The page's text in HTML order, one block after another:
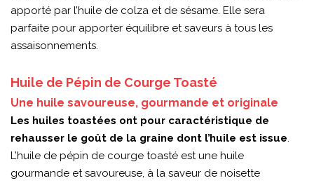
apporté par l’huile de colza et de sésame. Elle sera
parfaite pour apporter équilibre et saveurs à tous les
assaisonnements.
Huile de Pépin de Courge Toasté
Une huile savoureuse, gourmande et originale
Les huiles toastées ont pour caractéristique de
rehausser le goût de la graine dont l’huile est issue.
L’huile de pépin de courge toasté est une huile
gourmande et savoureuse, à la saveur de noisette